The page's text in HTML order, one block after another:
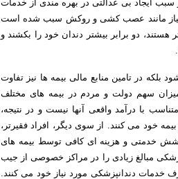
ایجاد بی عدالتی در بهره مندی از خدمات
مانند عصب کشی و روکش سبب شده است
دو برابر بیشتر دندان خود را بکشند و
در تامین منابع مالی بیمه ها نیز تفاوت
سهم دولت و مردم در بیمه های مختلف
با درآمد واقعی آنها نیست و در نتیجه،
خود می کنند. از سوی دیگر، افراد فقیرتر،
پوشش خدمتی و هزینه ای کافی توسط بیمه های
مبالغ زیادی را در مراکز خصوصی از جیب
خدمات دندانپزشکی مورد نیاز خود می کنند.